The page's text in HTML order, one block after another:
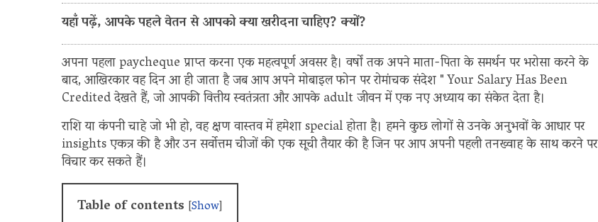
यहाँ पढ़ें, आपके पहले वेतन से आपको क्या खरीदना चाहिए? क्यों?
अपना पहला paycheque प्राप्त करना एक महत्वपूर्ण अवसर है। वर्षों तक अपने माता-पिता के समर्थन पर भरोसा करने के
बाद, आखिरकार वह दिन आ ही जाता है जब आप अपने मोबाइल फोन पर रोमांचक संदेश " Your Salary Has Been
Credited देखते हैं, जो आपकी वित्तीय स्वतंत्रता और आपके adult जीवन में एक नए अध्याय का संकेत देता है।
राशि या कंपनी चाहे जो भी हो, वह क्षण वास्तव में हमेशा special होता है। हमने कुछ लोगों से उनके अनुभवों के आधार पर
insights एकत्र की है और उन सर्वोत्तम चीजों की एक सूची तैयार की है जिन पर आप अपनी पहली तनख्वाह के साथ करने पर
विचार कर सकते हैं।
Table of contents [Show]